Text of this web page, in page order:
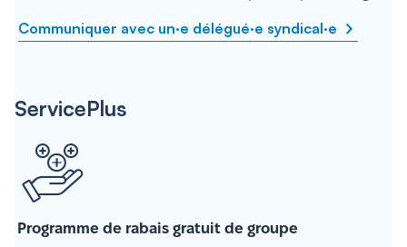
Communiquer avec un·e délégué·e syndical·e
ServicePlus
Programme de rabais gratuit de groupe